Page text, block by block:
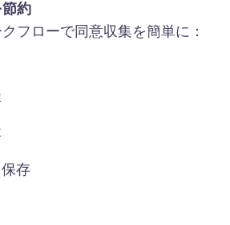
約
フローで同意収集を簡単に：
存